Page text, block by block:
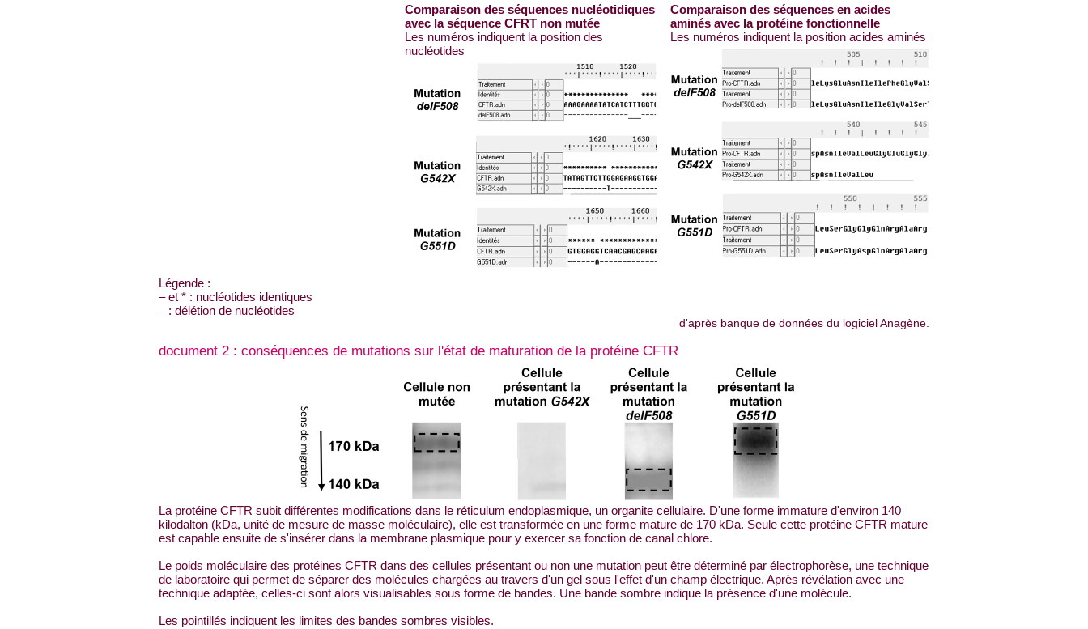
Comparaison des séquences en acides
aminés avec la protéine fonctionnelle
Les numéros indiquent la position acides aminés
Comparaison des séquences nucléotidiques
avec la séquence CFRT non mutée
Les numéros indiquent la position des
nucléotides
Légende :
– et * : nucléotides identiques
_ : délétion de nucléotides
d'après banque de données du logiciel Anagène.
document 2 : conséquences de mutations sur l'état de maturation de la protéine CFTR
La protéine CFTR subit différentes modifications dans le réticulum endoplasmique, un organite cellulaire. D'une forme immature d'environ 140
kilodalton (kDa, unité de mesure de masse moléculaire), elle est transformée en une forme mature de 170 kDa. Seule cette protéine CFTR mature
est capable ensuite de s'insérer dans la membrane plasmique pour y exercer sa fonction de canal chlore.
Le poids moléculaire des protéines CFTR dans des cellules présentant ou non une mutation peut être déterminé par électrophorèse, une technique
de laboratoire qui permet de séparer des molécules chargées au travers d'un gel sous l'effet d'un champ électrique. Après révélation avec une
technique adaptée, celles-ci sont alors visualisables sous forme de bandes. Une bande sombre indique la présence d'une molécule.
Les pointillés indiquent les limites des bandes sombres visibles.